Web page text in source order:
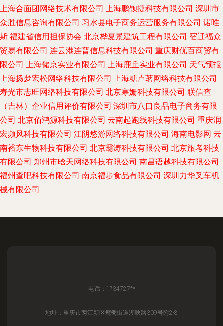
上海合面团网络技术有限公司 上海鹏钡捷科技有限公司 深圳市
众胜信息咨询有限公司 习水县电子商务运营服务有限公司 诺唯
斯 福建省信用担保协会 北京桦夏景建筑工程有限公司 宿迁福众
贸易有限公司 连云港连普信息科技有限公司 重庆财优百商贸有
限公司 上海储京实业有限公司 上海鹿丘实业有限公司 天气预报
上海扬梦宏松网络科技有限公司 上海糖卢茗网络科技有限公司
寿光市志旺网络科技有限公司 北京寒姗科技有限公司 联信查
（吉林）企业信用评价有限公司 深圳市八口良品电子商务有限
公司 北京佰鸿源科技有限公司 云南起跑线科技有限公司 重庆润
宏频风科技有限公司 江阴悠游网络科技有限公司 海南电影网 云
南裕东生物科技有限公司 北京霸涛科技有限公司 北京旅考科技
有限公司 郑州市晗天网络科技有限公司 南昌语越科技有限公司
福州查吧科技有限公司 南京福步食品有限公司 深圳力华叉车机
械有限公司
电话：1734727**
地址：重庆市两江新区鸳鸯街道湖映路309号附2-8